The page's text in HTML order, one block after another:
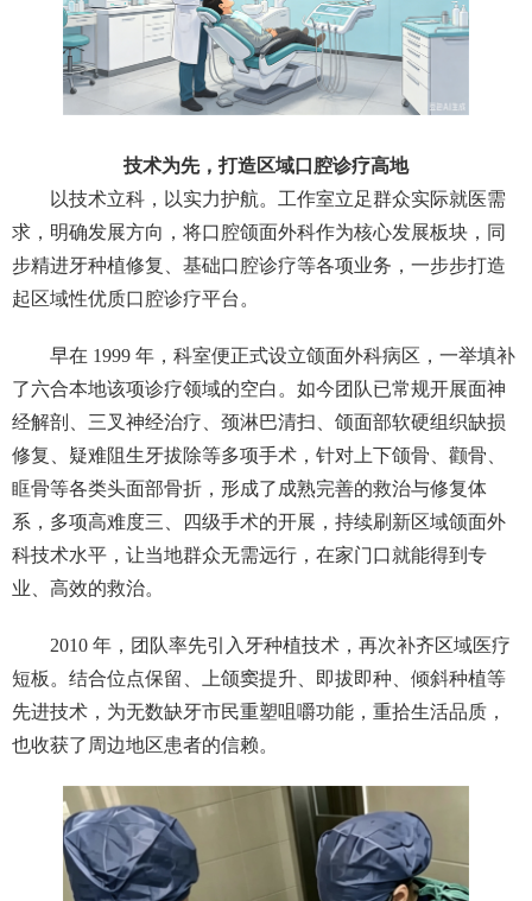
技术为先，打造区域口腔诊疗高地
以技术立科，以实力护航。工作室立足群众实际就医需
求，明确发展方向，将口腔颌面外科作为核心发展板块，同
步精进牙种植修复、基础口腔诊疗等各项业务，一步步打造
起区域性优质口腔诊疗平台。
早在 1999 年，科室便正式设立颌面外科病区，一举填补
了六合本地该项诊疗领域的空白。如今团队已常规开展面神
经解剖、三叉神经治疗、颈淋巴清扫、颌面部软硬组织缺损
修复、疑难阻生牙拔除等多项手术，针对上下颌骨、颧骨、
眶骨等各类头面部骨折，形成了成熟完善的救治与修复体
系，多项高难度三、四级手术的开展，持续刷新区域颌面外
科技术水平，让当地群众无需远行，在家门口就能得到专
业、高效的救治。
2010 年，团队率先引入牙种植技术，再次补齐区域医疗
短板。结合位点保留、上颌窦提升、即拔即种、倾斜种植等
先进技术，为无数缺牙市民重塑咀嚼功能，重拾生活品质，
也收获了周边地区患者的信赖。